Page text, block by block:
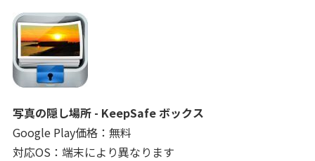
写真の隠し場所 - KeepSafe ボックス
Google Play価格：無料
対応OS：端末により異なります